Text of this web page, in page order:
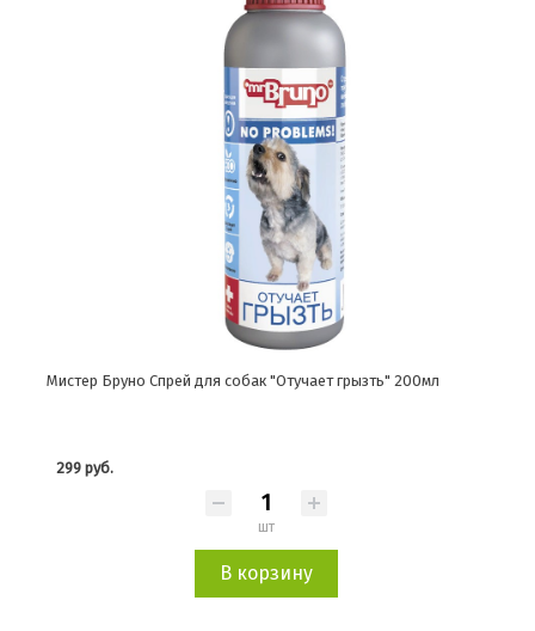
Мистер Бруно Спрей для собак "Отучает грызть" 200мл
299 руб.
шт
В корзину